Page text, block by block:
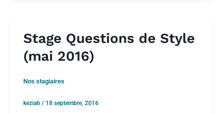
Stage Questions de Style
(mai 2016)
Nos stagiaires
keziah / 18 septembre, 2016